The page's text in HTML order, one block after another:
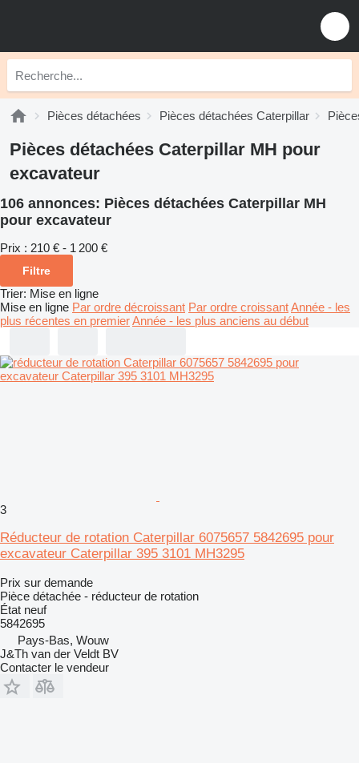
Pièces détachées Pièces détachées Caterpillar
Pièces détachées Caterpillar MH pour
excavateur
106 annonces: Pièces détachées Caterpillar MH
pour excavateur
Prix : 210 € - 1 200 €
Filtre
Trier: Mise en ligne
Mise en ligne Par ordre décroissant Par ordre croissantAnnée - les
plus récentes en premierAnnée - les plus anciens au début
3
Réducteur de rotation Caterpillar 6075657 5842695 pour
excavateur Caterpillar 395 3101 MH3295
Prix sur demande
Pièce détachée - réducteur de rotation
État neuf
5842695
Pays-Bas, Wouw
J&Th van der Veldt BV
Contacter le vendeur